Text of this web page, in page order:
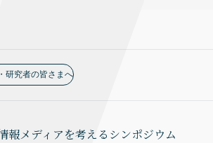
研究者の皆さまへ
報メディアを考えるシンポジウム